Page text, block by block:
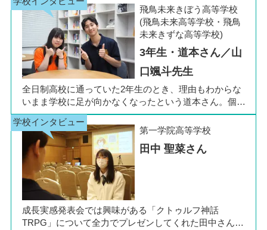
生の公立入試直前に「自分らしく過ごしながら夢に近づ
ける環境を選びたい」と思い、進路変更を決意しまし
た。今回は吉田さん、同キャンパスの冨川先生に、通信
制高校の学校生活の様子や雰囲気、行事について語って
いただきました。お互いの話からは、日々の何気ない会
話や行事を通じて育まれた、先生と生徒の温かな信頼関
係もうかがえました。
飛鳥未来きぼう高等学校
(飛鳥未来高等学校・飛鳥
未来きずな高等学校)
3年生・道本さん／山
口颯斗先生
全日制高校に通っていた2年生のとき、理由もわからな
いまま学校に足が向かなくなったという道本さん。個別
相談会で感じた先生の「温かさ」を決め手に、飛鳥未来
きぼう高等学校の町田キャンパスへの転入を選びまし
た。現在は同校に3年生として在籍しながら、オープン
キャンパスでは未来の後輩たちのサポート役「キャス
ト」として活躍しています。同校の山口颯斗先生ととも
に、通信制ならではの人との関わりや、自分らしく過ご
せる学校生活について語ってくれました。
第一学院高等学校
田中 聖菜さん
成長実感発表会では興味がある「クトゥルフ神話
TRPG」について全力でプレゼンしてくれた田中さん